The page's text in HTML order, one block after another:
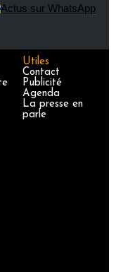
Utiles
Contact
Publicité
Agenda
La presse en
parle